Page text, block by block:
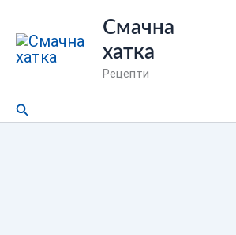
до
вмісту
Смачна
хатка
Рецепти
Пошук